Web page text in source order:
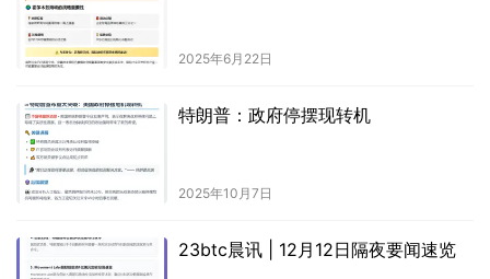
2025年6月22日
特朗普：政府停摆现转机
2025年10月7日
23btc晨讯 | 12月12日隔夜要闻速览